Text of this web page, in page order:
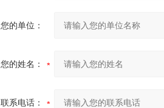
您的单位：
您的姓名：
联系电话：